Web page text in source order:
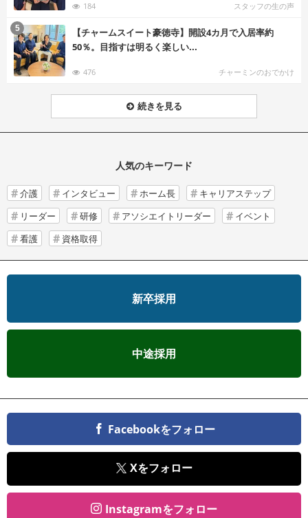
184 スタッフの生の声
【チャームスイート豪徳寺】開設4カ月で入居率約
50％。目指すは明るく楽しい...
476 チャーミンのおでかけ
5
続きを見る
人気のキーワード
介護 インタビュー ホーム長
キャリアステップ
リーダー
研修 アソシエイトリーダー
イベント
看護
資格取得
新卒採用
中途採用
Facebookをフォロー
Xをフォロー
Instagramをフォロー